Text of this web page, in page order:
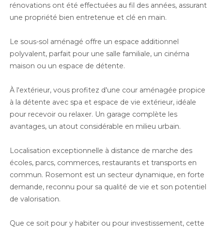
rénovations ont été effectuées au fil des années, assurant
une propriété bien entretenue et clé en main.
Le sous-sol aménagé offre un espace additionnel
polyvalent, parfait pour une salle familiale, un cinéma
maison ou un espace de détente.
À l'extérieur, vous profitez d'une cour aménagée propice
à la détente avec spa et espace de vie extérieur, idéale
pour recevoir ou relaxer. Un garage complète les
avantages, un atout considérable en milieu urbain.
Localisation exceptionnelle à distance de marche des
écoles, parcs, commerces, restaurants et transports en
commun. Rosemont est un secteur dynamique, en forte
demande, reconnu pour sa qualité de vie et son potentiel
de valorisation.
Que ce soit pour y habiter ou pour investissement, cette